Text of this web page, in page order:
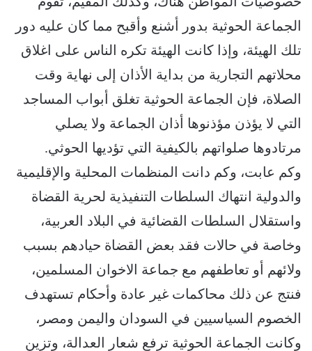
الجماعة الحوثية بدور أشنع وأقبح مما كان عليه دور
تلك الهيئة، وإذا كانت الهيئة تكره الناس على اغلاق
محلاتهم التجارية من بداية الأذان إلى نهاية وقت
الصلاة، فإن الجماعة الحوثية تغلق أبواب المساجد
التي لا يؤذن مؤذنوها أذان الجماعة ولا يصلي
مرتادوها صلواتهم بالكيفية التي تؤديها الحوثي.
وكم عابت، وكم دانت المنظمات المحلية والإقليمية
والدولية انتهاك السلطات التنفيذية لحرية القضاة
واستقلال السلطات القضائية في البلاد العربية،
وخاصة في حالات فقد بعض القضاة حيادهم بسبب
ولائهم أو تعاطفهم مع جماعة الاخوان المسلمين،
فنتج عن ذلك محاكمات غير عادة وأحكام تستهدف
الخصوم السياسيين في السودان واليمن ومصر،
وكانت الجماعة الحوثية ترفع شعار العدالة، وتزين